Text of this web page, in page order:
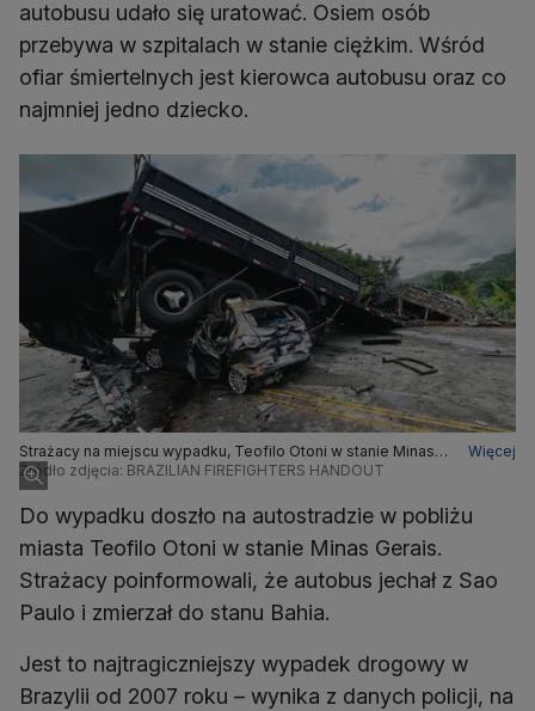
autobusu udało się uratować. Osiem osób
przebywa w szpitalach w stanie ciężkim. Wśród
ofiar śmiertelnych jest kierowca autobusu oraz co
najmniej jedno dziecko.
Strażacy na miejscu wypadku, Teofilo Otoni w stanie Minas
Gerais w Brazylii (21.12.2024 r.)
Więcej
Źródło zdjęcia: BRAZILIAN FIREFIGHTERS HANDOUT
Do wypadku doszło na autostradzie w pobliżu
miasta Teofilo Otoni w stanie Minas Gerais.
Strażacy poinformowali, że autobus jechał z Sao
Paulo i zmierzał do stanu Bahia.
Jest to najtragiczniejszy wypadek drogowy w
Brazylii od 2007 roku – wynika z danych policji, na